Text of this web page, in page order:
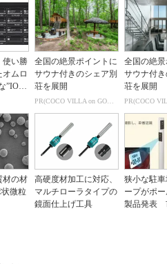
い勝
ムロ
”IO-L
全国の絶景ポイントに
サウナ付きのシェア別
荘を展開
全国の絶
サウナ付き
荘を展開
材の材
微粒
高硬度材加工に対応、
マルチローラタイプの
鏡面仕上げ工具
狭小な駐
ープがポ
製品発表